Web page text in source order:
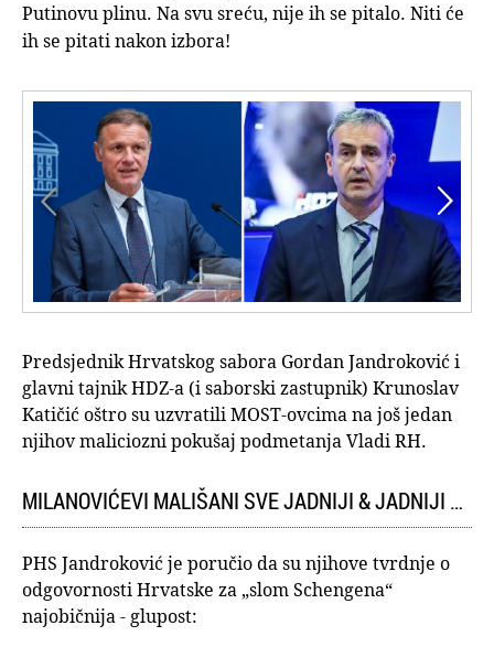
Putinovu plinu. Na svu sreću, nije ih se pitalo. Niti će
ih se pitati nakon izbora!


Predsjednik Hrvatskog sabora Gordan Jandroković i
glavni tajnik HDZ-a (i saborski zastupnik) Krunoslav
Katičić oštro su uzvratili MOST-ovcima na još jedan
njihov maliciozni pokušaj podmetanja Vladi RH.
MILANOVIĆEVI MALIŠANI SVE JADNIJI & JADNIJI …
PHS Jandroković je poručio da su njihove tvrdnje o
odgovornosti Hrvatske za „slom Schengena“
najobičnija - glupost: